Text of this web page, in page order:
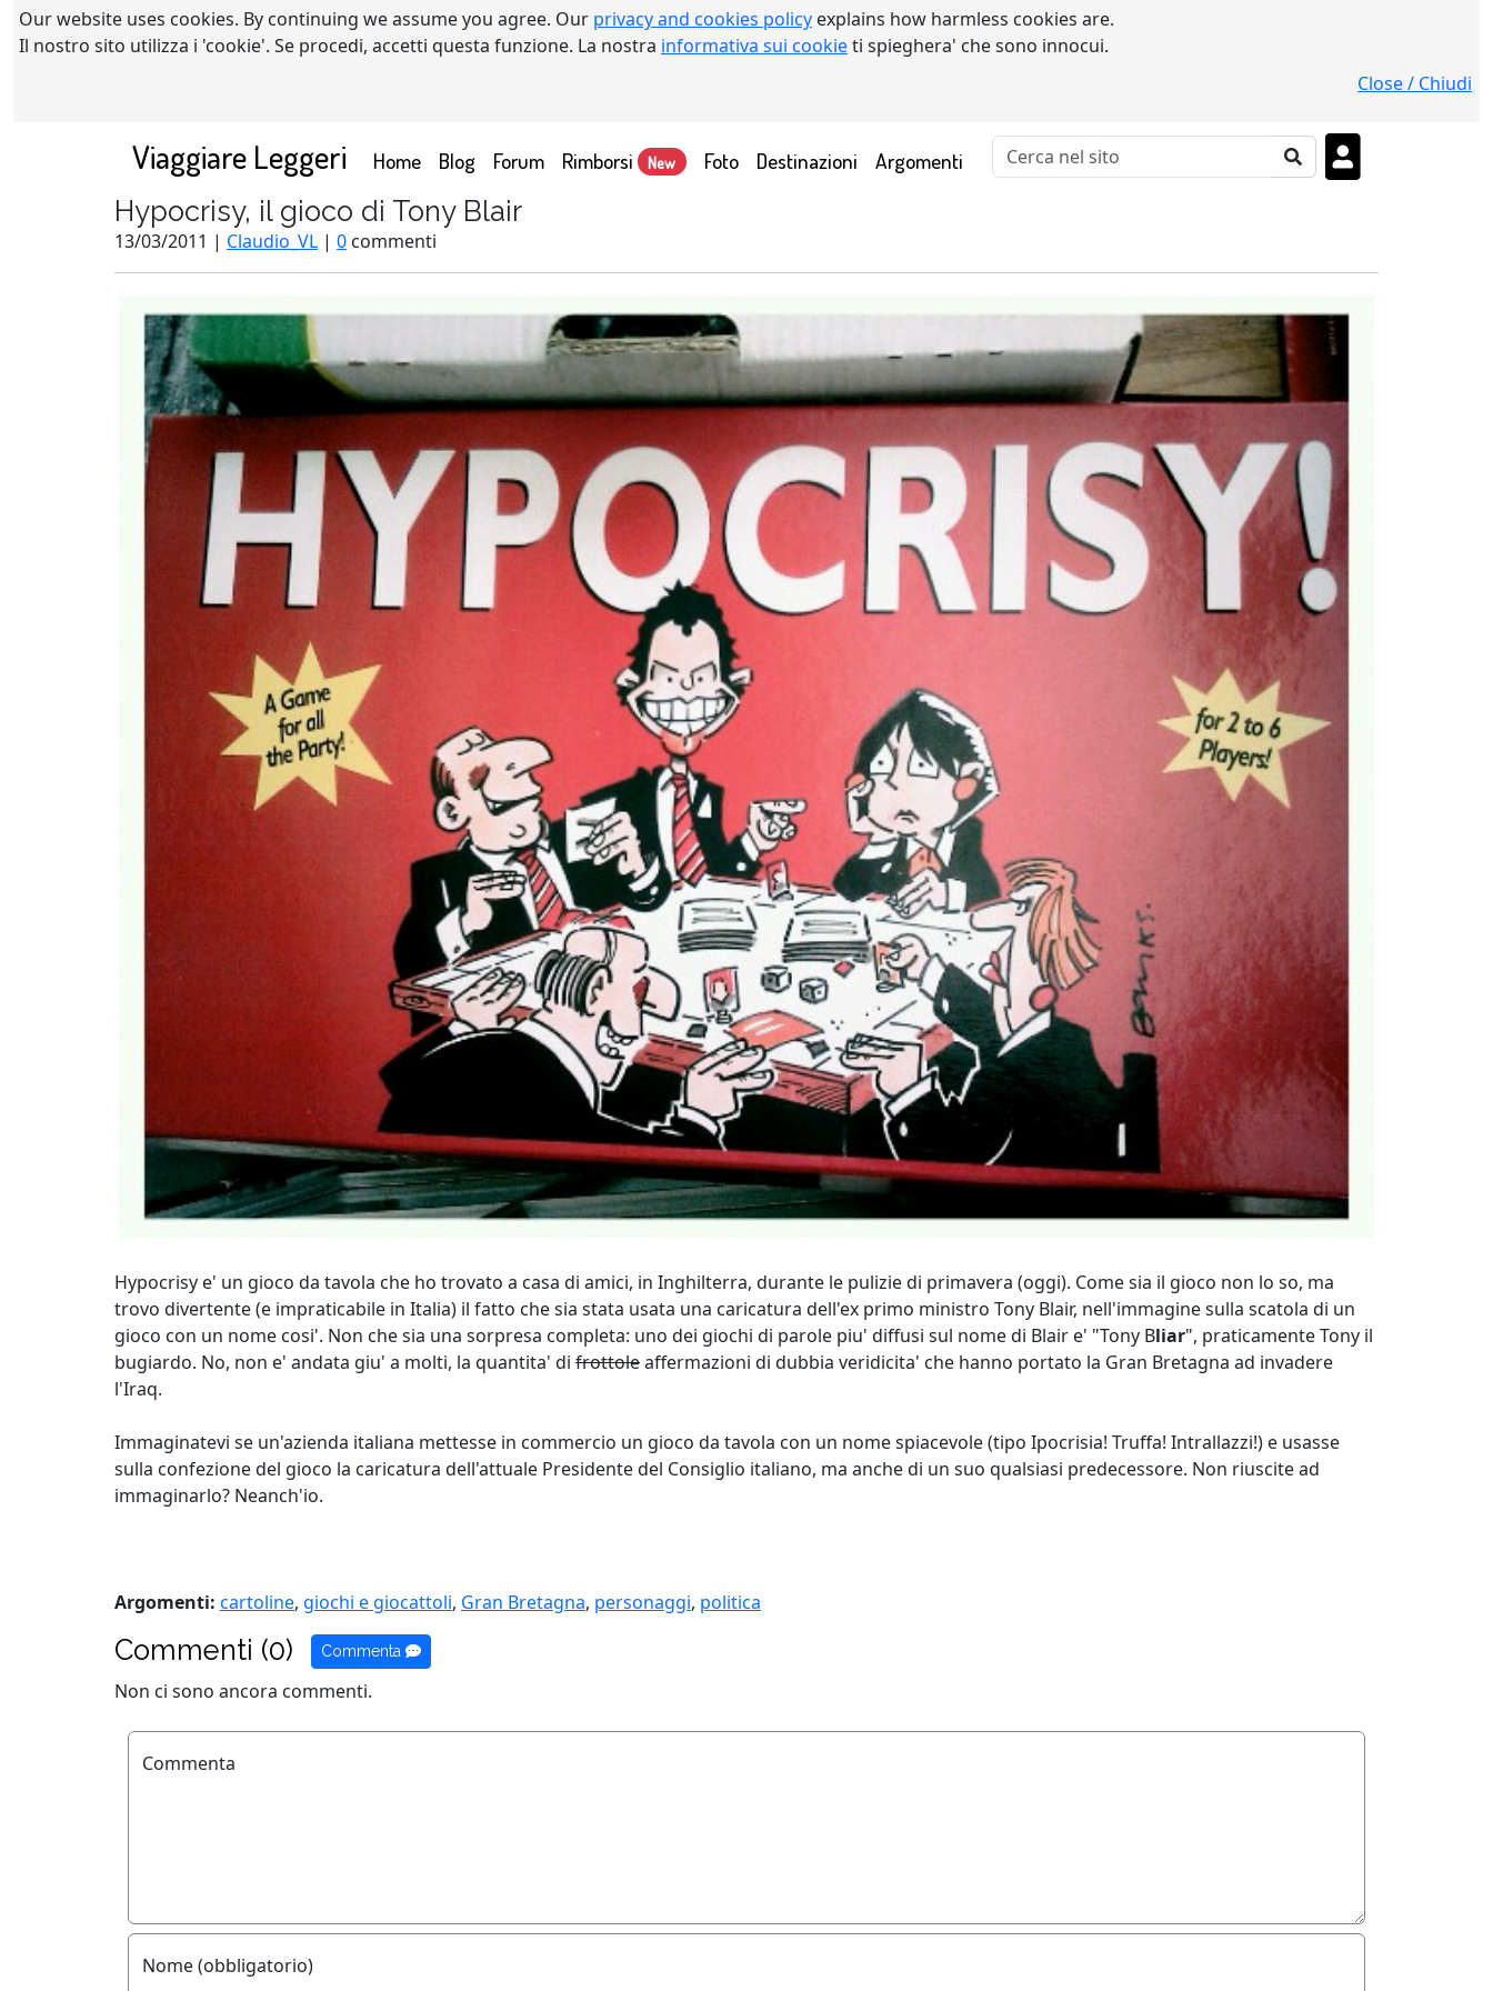
Our website uses cookies. By continuing we assume you agree. Our privacy and cookies policy explains how harmless cookies are.
Il nostro sito utilizza i 'cookie'. Se procedi, accetti questa funzione. La nostra informativa sui cookieti spieghera' che sono innocui.
Close / Chiudi
Viaggiare Leggeri Home(current)
Blog Forum Rimborsi New Foto Destinazioni Argomenti
Hypocrisy, il gioco di Tony Blair
13/03/2011 | Claudio_VL | 0 commenti
Hypocrisy e' un gioco da tavola che ho trovato a casa di amici, in Inghilterra, durante le pulizie di primavera (oggi). Come sia il gioco non lo so, ma
trovo divertente (e impraticabile in Italia) il fatto che sia stata usata una caricatura dell'ex primo ministro Tony Blair, nell'immagine sulla scatola di un
gioco con un nome cosi'. Non che sia una sorpresa completa: uno dei giochi di parole piu' diffusi sul nome di Blair e' "Tony Bliar", praticamente Tony il
bugiardo. No, non e' andata giu' a molti, la quantita' di frottoleaffermazioni di dubbia veridicita' che hanno portato la Gran Bretagna ad invadere
l'Iraq.
Immaginatevi se un'azienda italiana mettesse in commercio un gioco da tavola con un nome spiacevole (tipo Ipocrisia! Truffa! Intrallazzi!) e usasse
sulla confezione del gioco la caricatura dell'attuale Presidente del Consiglio italiano, ma anche di un suo qualsiasi predecessore. Non riuscite ad
immaginarlo? Neanch'io.
Argomenti: cartoline, giochi e giocattoli, Gran Bretagna, personaggi, politica
Commenti (0) Commenta
Non ci sono ancora commenti.
Commenta
Nome (obbligatorio)